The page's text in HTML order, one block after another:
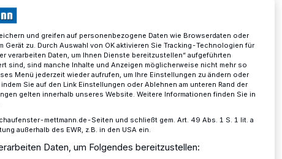
ein
und greifen auf personenbezogene Daten wie Browserdaten oder
Gerät zu. Durch Auswahl von OK aktivieren Sie Tracking-Technologien für
verarbeiten Daten, um Ihnen Dienste bereitzustellen“ aufgeführten
sind, sind manche Inhalte und Anzeigen möglicherweise nicht mehr so
Menü jederzeit wieder aufrufen, um Ihre Einstellungen zu ändern oder
Sie auf den Link Einstellungen oder Ablehnen am unteren Rand der
gelten innerhalb unseres Website. Weitere Informationen finden Sie in
mettmann.de-Seiten und schließt gem. Art. 49 Abs. 1 S. 1 lit. a
außerhalb des EWR, z.B. in den USA ein.
Daten, um Folgendes bereitzustellen: